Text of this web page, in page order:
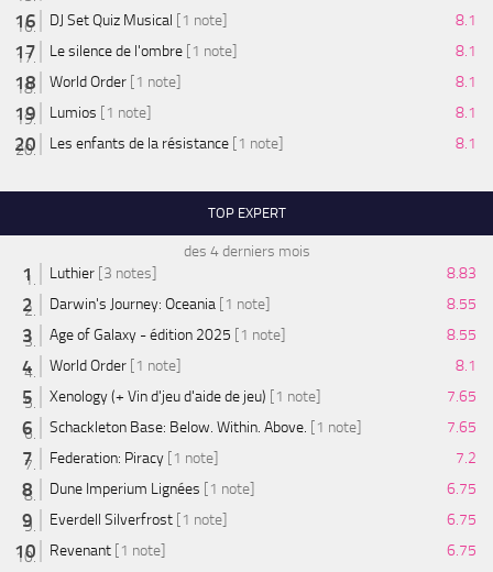
DJ Set Quiz Musical [1 note]
8.1
Le silence de l'ombre [1 note]
8.1
World Order [1 note]
8.1
Lumios [1 note]
8.1
Les enfants de la résistance [1 note] 8.1
TOP EXPERT
des 4 derniers mois
Luthier [3 notes]
8.83
Darwin's Journey: Oceania [1 note]
8.55
Age of Galaxy - édition 2025 [1 note]
8.55
World Order [1 note]
8.1
Xenology (+ Vin d'jeu d'aide de jeu) [1 note]
7.65
Schackleton Base: Below. Within. Above. [1 note]
7.65
Federation: Piracy [1 note]
7.2
Dune Imperium Lignées [1 note]
6.75
Everdell Silverfrost [1 note]
6.75
Revenant [1 note] 6.75